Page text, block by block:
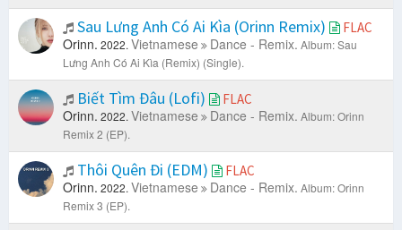
Sau Lưng Anh Có Ai Kìa (Orinn Remix) FLAC
Orinn. 2022. Vietnamese Dance - Remix. Album: Sau
Lưng Anh Có Ai Kìa (Remix) (Single).
Biết Tìm Đâu (Lofi) FLAC
Orinn. 2022. Vietnamese Dance - Remix. Album: Orinn
Remix 2 (EP).
Thôi Quên Đi (EDM) FLAC
Orinn. 2022. Vietnamese Dance - Remix. Album: Orinn
Remix 3 (EP).